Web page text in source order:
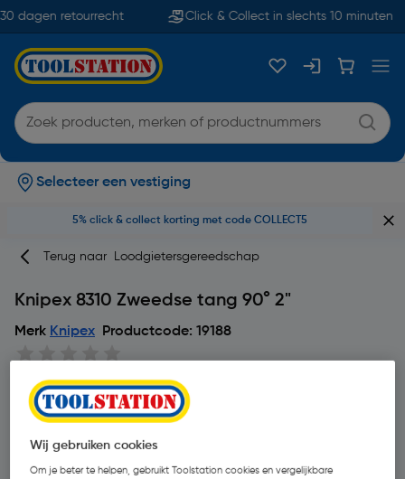
dagen retourrecht Click & Collect in slechts 10 minuten
Selecteer een vestiging
5% click & collect korting met code COLLECT5
Terug naar Loodgietersgereedschap
Knipex 8310 Zweedse tang 90° 2"
Merk Knipex Productcode: 19188
Wij gebruiken cookies
Om je beter te helpen, gebruikt Toolstation cookies en vergelijkbare